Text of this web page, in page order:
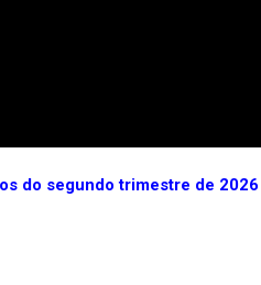
do segundo trimestre de 2026